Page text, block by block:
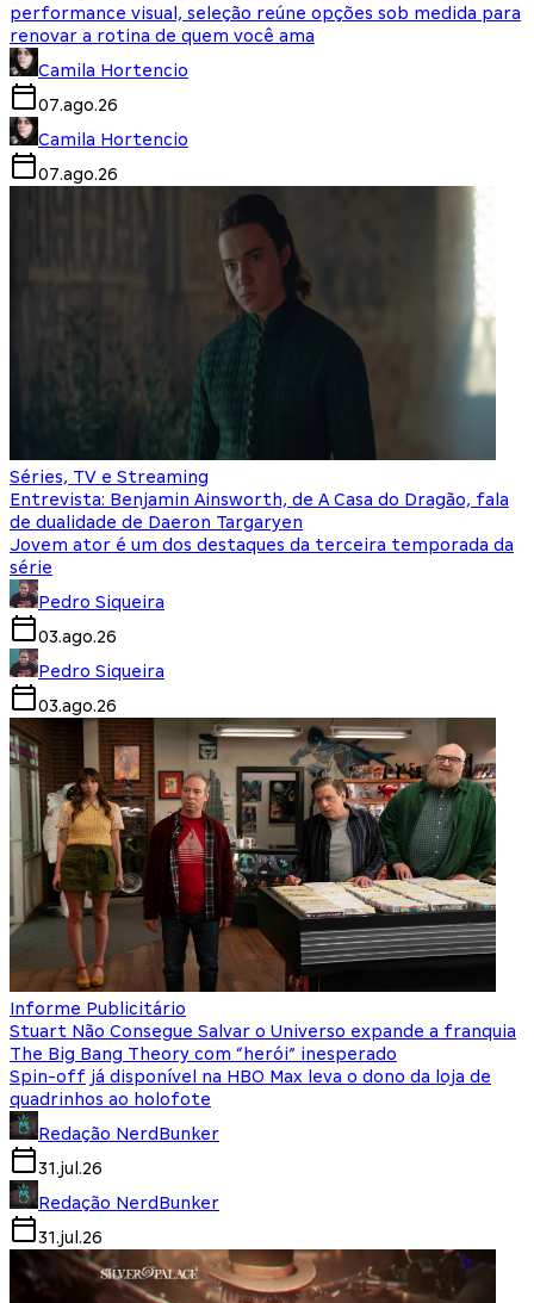
performance visual, seleção reúne opções sob medida para
renovar a rotina de quem você ama
Camila Hortencio
07.ago.26
Camila Hortencio
07.ago.26
Séries, TV e Streaming
Entrevista: Benjamin Ainsworth, de A Casa do Dragão, fala
de dualidade de Daeron Targaryen
Jovem ator é um dos destaques da terceira temporada da
série
Pedro Siqueira
03.ago.26
Pedro Siqueira
03.ago.26
Informe Publicitário
Stuart Não Consegue Salvar o Universo expande a franquia
The Big Bang Theory com “herói” inesperado
Spin-off já disponível na HBO Max leva o dono da loja de
quadrinhos ao holofote
Redação NerdBunker
31.jul.26
Redação NerdBunker
31.jul.26